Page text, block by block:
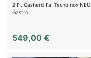
2 Fl. Gasherd Fa. Tecnoinox NEU
Gastro
549,00 €